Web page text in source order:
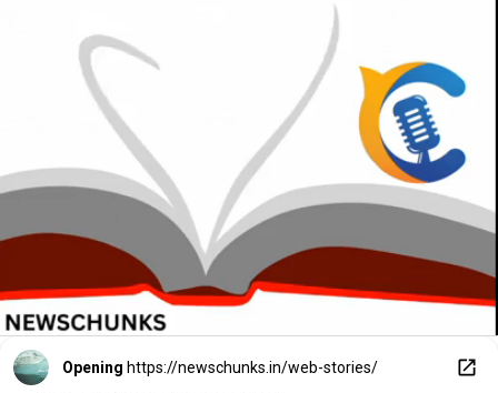
Opening https://newschunks.in/web-stories/